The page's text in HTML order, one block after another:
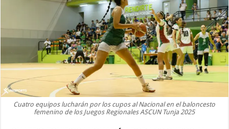
Cuatro equipos lucharán por los cupos al Nacional en el baloncesto
femenino de los Juegos Regionales ASCUN Tunja 2025